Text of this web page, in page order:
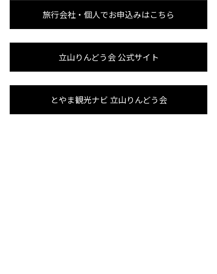
旅行会社・個人でお申込みはこちら
立山りんどう会 公式サイト
とやま観光ナビ 立山りんどう会